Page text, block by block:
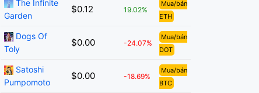
The Infinite
Garden
$0.12 19.02%
Mua/bán
ETH
Dogs Of
Toly
$0.00 -24.07%
Mua/bán
DOT
Satoshi
Pumpomoto
$0.00 -18.69%
Mua/bán
BTC